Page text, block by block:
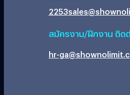
2253
สมัครงาน/ฝึกงาน ติด
hr-